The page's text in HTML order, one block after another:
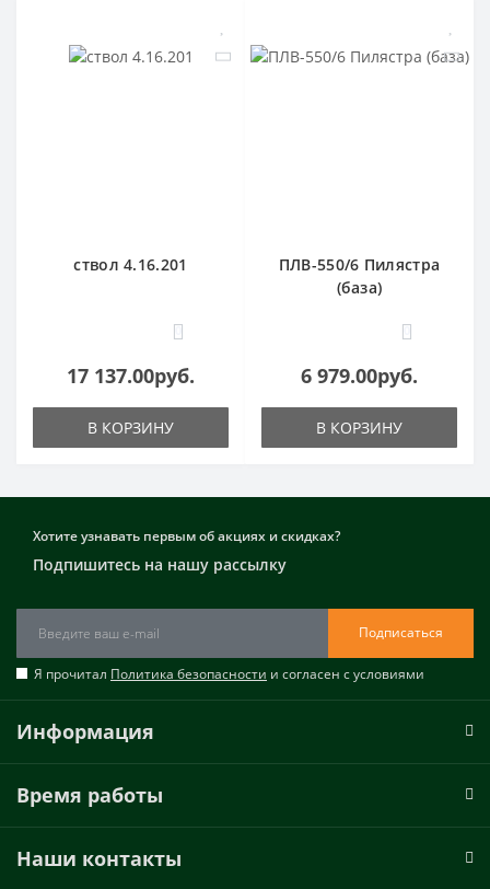
ствол 4.16.201
0
17 137.00руб.
В КОРЗИНУ
ПЛВ-550/6 Пилястра
(база)
0
6 979.00руб.
В КОРЗИНУ
Хотите узнавать первым об акциях и скидках?
Подпишитесь на нашу рассылку
Подписаться
Я прочитал Политика безопасности и согласен с условиями
Информация
Время работы
Наши контакты